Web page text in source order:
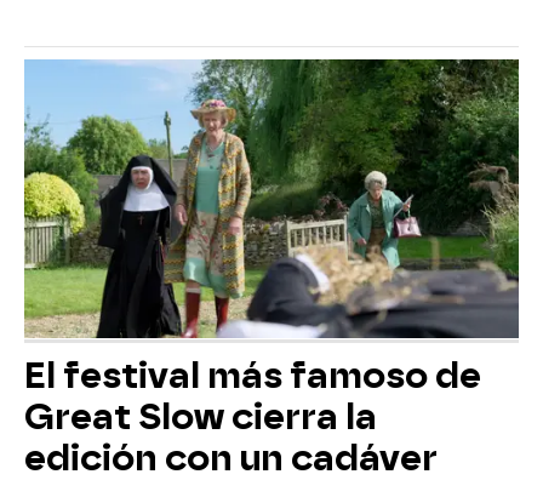
El festival más famoso de
Great Slow cierra la
edición con un cadáver